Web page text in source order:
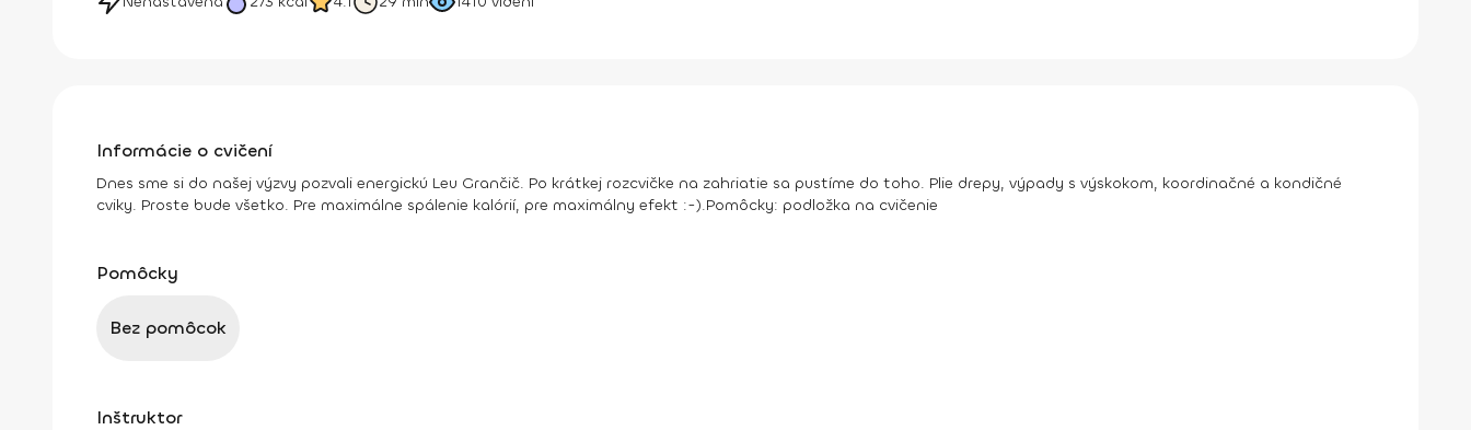
Informácie o cvičení
Dnes sme si do našej výzvy pozvali energickú Leu Grančič. Po krátkej rozcvičke na zahriatie sa pustíme do toho. Plie drepy, výpady s výskokom, koordinačné a kondičné
cviky. Proste bude všetko. Pre maximálne spálenie kalórií, pre maximálny efekt :-).Pomôcky: podložka na cvičenie
Pomôcky
Bez pomôcok
Inštruktor